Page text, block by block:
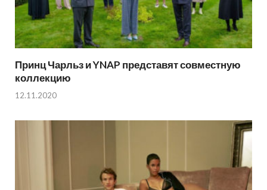
Принц Чарльз и YNAP представят совместную
коллекцию
12.11.2020